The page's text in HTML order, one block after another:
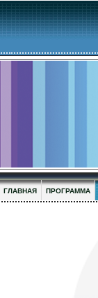
ГЛАВНАЯ ПРОГРАММА